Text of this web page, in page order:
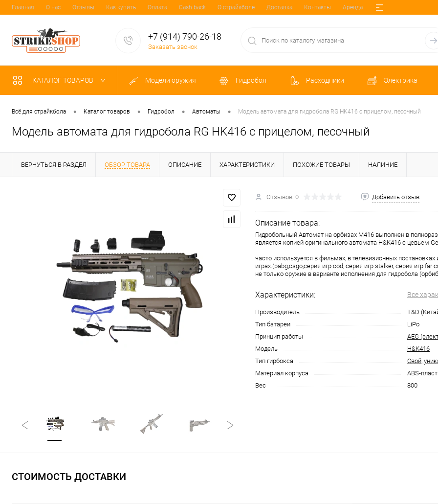
Главная О нас Отзывы Как купить Оплата Cash back О страйкболе Доставка Контакты Аренда
+7 (914) 790-26-18
Заказать звонок
КАТАЛОГ ТОВАРОВ Модели оружия Гидробол Расходники Электрика
Всё для страйкбола • Каталог товаров • Гидробол • Автоматы • Модель автомата для гидробола RG HK416 с прицелом, песочный
Модель автомата для гидробола RG HK416 с прицелом, песочный
ВЕРНУТЬСЯ В РАЗДЕЛ ОБЗОР ТОВАРА ОПИСАНИЕ ХАРАКТЕРИСТИКИ ПОХОЖИЕ ТОВАРЫ НАЛИЧИЕ
Отзывов: 0 Добавить отзыв
Описание товара:
Гидробольный Автомат на орбизах M416 выполнен в
является копией оригинального автомата H&K416 с цевьем
часто используется в фильмах, в телевизионных
играх.(pabg,csgo,серия игр cod, серия игр stalker, серия игр far
не только оружие в варианте исполнения для гидробола
Характеристики: Все
Производитель
T&D
Тип батареи
LiPo
Принцип работы
AEG
Модель
H&K416
Тип гирбокса
Свой,
Материал корпуса
ABS-
Вес
800
СТОИМОСТЬ ДОСТАВКИ